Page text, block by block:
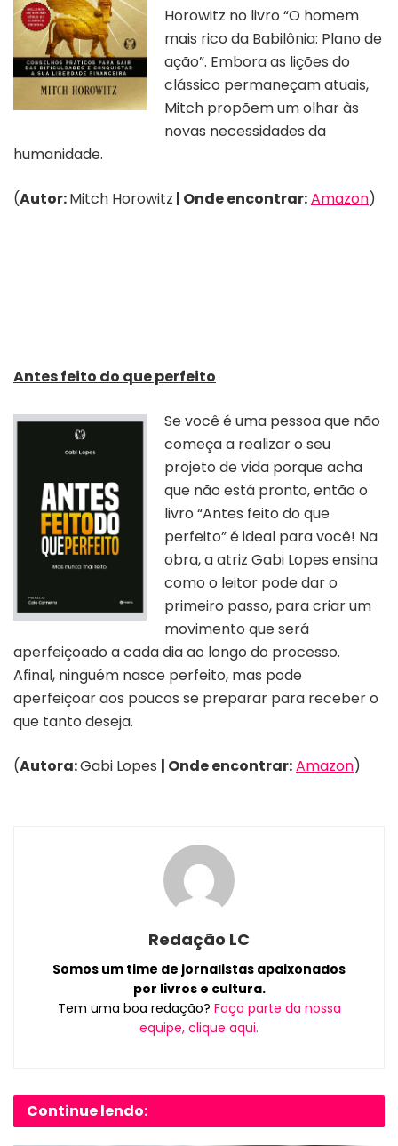
Horowitz no livro “O homem
mais rico da Babilônia: Plano de
ação”. Embora as lições do
clássico permaneçam atuais,
Mitch propõem um olhar às
novas necessidades da
humanidade.
(Autor:Mitch Horowitz | Onde encontrar:Amazon)
Antes feito do que perfeito
Se você é uma pessoa que não
começa a realizar o seu
projeto de vida porque acha
que não está pronto, então o
livro “Antes feito do que
perfeito” é ideal para você! Na
obra, a atriz Gabi Lopes ensina
como o leitor pode dar o
primeiro passo, para criar um
movimento que será
aperfeiçoado a cada dia ao longo do processo.
Afinal, ninguém nasce perfeito, mas pode
aperfeiçoar aos poucos se preparar para receber o
que tanto deseja.
(Autora:Gabi Lopes | Onde encontrar:Amazon)
Redação LC
Somos um time de jornalistas apaixonados
por livros e cultura.
Tem uma boa redação? Faça parte da nossa
equipe, clique aqui.
Continue lendo: